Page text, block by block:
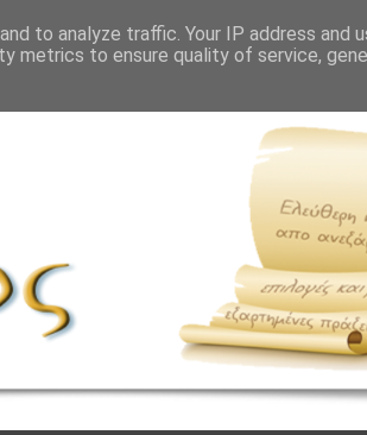
to analyze traffic. Your IP address and
metrics to ensure quality of service,